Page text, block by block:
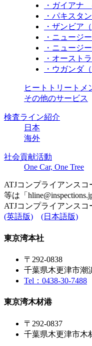
・ガイアナ
・パキスタ
・ザンビア（
・ニュージ
・ニュージ
・オースト
・ウガンダ（
ヒートトリートメ
その他のサービス
検査ライン紹介
日本
海外
社会貢献活動
One Car, One Tree
ATJコンプライアンス
等は「
ATJコンプライアンス
(英語版)
(日本語版)
東京湾本社
〒292-0838
千葉県木更津市潮
Tel：0438-30-7488
東京湾木材港
〒292-0837
千葉県木更津市木